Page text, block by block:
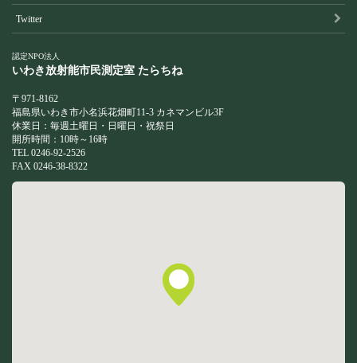
Twitter
認定NPO法人
いわき放射能市民測定室 たらちね
〒971-8162
福島県いわき市小名浜花畑町11-3 カネマンビル3F
休業日：毎週土曜日・日曜日・祝祭日
開所時間：10時～16時
TEL 0246-92-2526
FAX 0246-38-8322